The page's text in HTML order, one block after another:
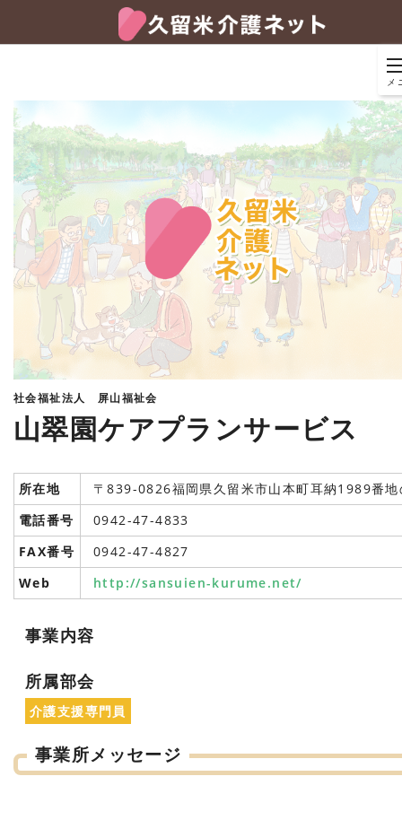
メ
社会福祉法人 屏山福祉会
山翠園ケアプランサービス
所在地
〒839-0826福岡県久留米市山本町耳納1989番
電話番号
0942-47-4833
FAX番号
0942-47-4827
Web
http://sansuien-kurume.net/
事業内容
所属部会
介護支援専門員
事業所メッセージ